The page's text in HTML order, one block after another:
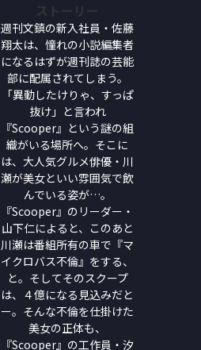
ストーリー
週刊文鎮の新入社員・佐藤
翔太は、憧れの小説編集者
になるはずが週刊誌の芸能
部に配属されてしまう。
「異動したけりゃ、すっぱ
抜け」と言われ
『Scooper』という謎の組
織がいる場所へ。そこに
は、大人気グルメ俳優・川
瀬が美女といい雰囲気で飲
んでいる姿が…。
『Scooper』のリーダー・
山下仁によると、このあと
川瀬は番組所有の車で『マ
イクロバス不倫』をする、
と。そしてそのスクープ
は、４億になる見込みだと
ー。そんな不倫を仕掛けた
美女の正体も、
『Scooper』の工作員・汐